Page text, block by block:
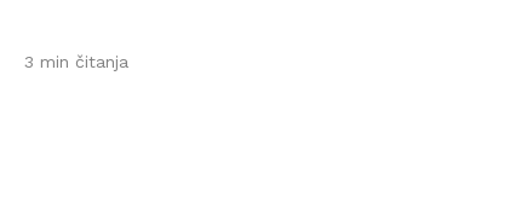
3 min čitanja